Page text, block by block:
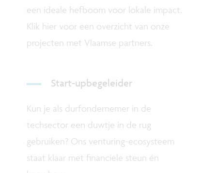
een ideale hefboom voor lokale impact.
Klik hier voor een overzicht van onze
projecten met Vlaamse partners.
Start-upbegeleider
Kun je als durfondernemer in de
techsector een duwtje in de rug
gebruiken? Ons venturing-ecosysteem
staat klaar met financiële steun én